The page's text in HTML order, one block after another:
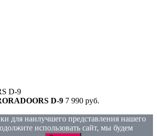
D-9 7 990 руб.
для наилучшего представления нашего
использовать сайт, мы будем